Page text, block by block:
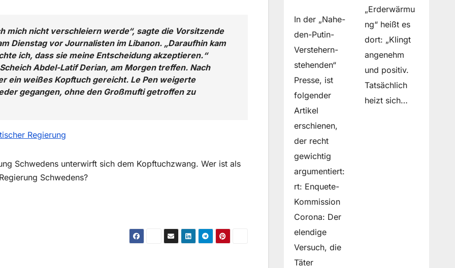
mich nicht verschleiern werde“, sagte die Vorsitzende
Dienstag vor Journalisten im Libanon. „Daraufhin kam
ich, dass sie meine Entscheidung akzeptieren.“
Abdel-Latif Derian, am Morgen treffen. Nach
ein weißes Kopftuch gereicht. Le Pen weigerte
gegangen, ohne den Großmufti getroffen zu
Regierung
Schwedens unterwirft sich dem Kopftuchzwang. Wer ist als
Schwedens?
In der „Nahe-
den-Putin-
Verstehern-
stehenden“
Presse, ist
folgender
Artikel
erschienen,
der recht
gewichtig
argumentiert:
rt: Enquete-
Kommission
Corona: Der
elendige
Versuch, die
Täter
„Erderwärmu
ng“ heißt es
dort: „Klingt
angenehm
und positiv.
Tatsächlich
heizt sich…